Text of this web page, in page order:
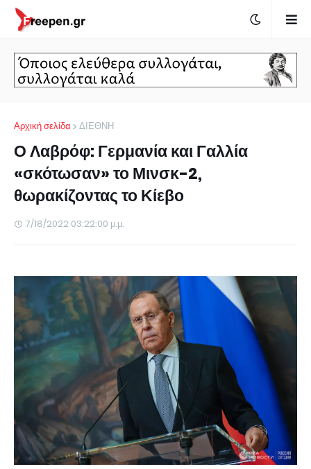
Αρχική σελίδα ΔΙΕΘΝΗ
Ο Λαβρόφ: Γερμανία και Γαλλία
«σκότωσαν» το Μινσκ-2,
θωρακίζοντας το Κίεβο
7/18/2022 03:22:00 μ.μ.